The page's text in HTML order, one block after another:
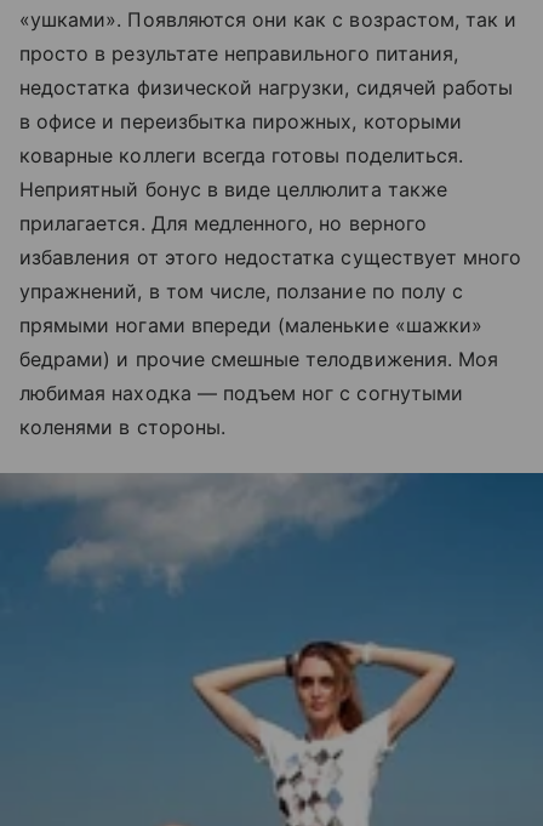
«ушками». Появляются они как с возрастом, так и
просто в результате неправильного питания,
недостатка физической нагрузки, сидячей работы
в офисе и переизбытка пирожных, которыми
коварные коллеги всегда готовы поделиться.
Неприятный бонус в виде целлюлита также
прилагается. Для медленного, но верного
избавления от этого недостатка существует много
упражнений, в том числе, ползание по полу с
прямыми ногами впереди (маленькие «шажки»
бедрами) и прочие смешные телодвижения. Моя
любимая находка — подъем ног с согнутыми
коленями в стороны.